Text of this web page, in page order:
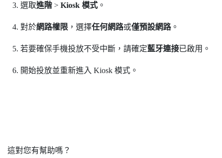
選取進階> Kiosk 模式。
對於網路權限，選擇任何網路或僅預設網路。
若要確保手機投放不受中斷，請確定藍牙連接已啟用。
開始投放並重新進入 Kiosk 模式。
這對您有幫助嗎？